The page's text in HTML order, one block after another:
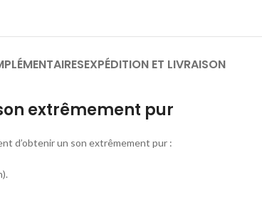
EXPÉDITION ET LIVRAISON
extrêmement pur
d’obtenir un son extrêmement pur :